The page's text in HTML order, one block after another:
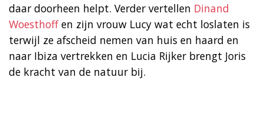
daar doorheen helpt. Verder vertellen Dinand
Woesthoffen zijn vrouw Lucy wat echt loslaten is
terwijl ze afscheid nemen van huis en haard en
naar Ibiza vertrekken en Lucia Rijker brengt Joris
de kracht van de natuur bij.